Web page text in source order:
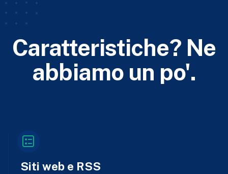
Caratteristiche? Ne
abbiamo un po'.
Siti web e RSS